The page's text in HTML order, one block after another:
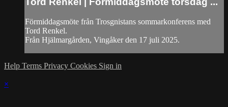
Förmiddagsmöte från Trosgnistans sommarkonferens med
Tord Renkel.
Från Hjälmargården, Vingåker den 17 juli 2025.
Help Terms Privacy Cookies Sign in
×